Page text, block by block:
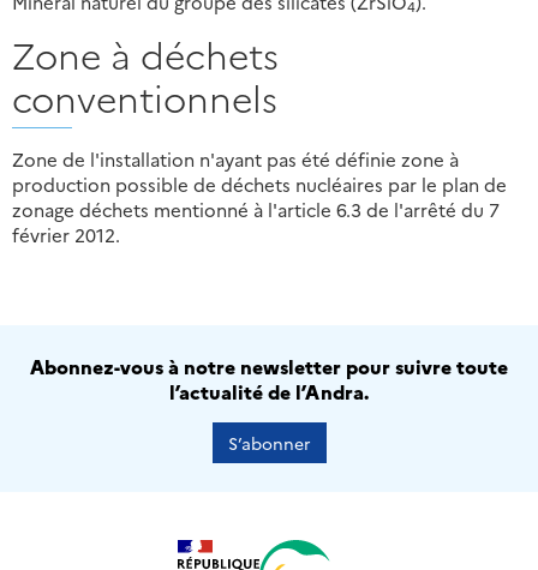
4
Zone à déchets
conventionnels
Zone de l'installation n'ayant pas été définie zone à
production possible de déchets nucléaires par le plan de
zonage déchets mentionné à l'article 6.3 de l'arrêté du 7
février 2012.
Abonnez-vous à notre newsletter pour suivre toute
l’actualité de l’Andra.
S’abonner